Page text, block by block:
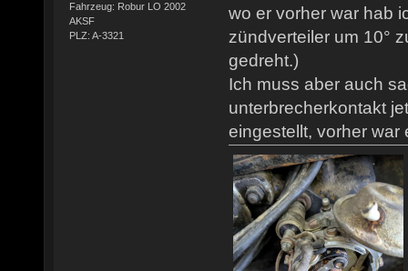
Fahrzeug: Robur LO 2002
AKSF
PLZ: A-3321
wo er vorher war hab
zündverteiler um 10°
gedreht.)
Ich muss aber auch
unterbrecherkontakt
eingestellt, vorher war